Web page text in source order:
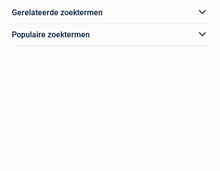
Gerelateerde zoektermen
Populaire zoektermen